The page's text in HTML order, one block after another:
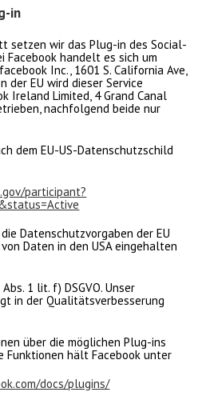
in
setzen wir das Plug-in des Social-
Facebook handelt es sich um
Inc., 1601 S. California Ave,
der EU wird dieser Service
Ireland Limited, 4 Grand Canal
nachfolgend beide nur
dem EU-US-Datenschutzschild
participant?
Datenschutzvorgaben der EU
Daten in den USA eingehalten
1 lit. f) DSGVO. Unser
in der Qualitätsverbesserung
über die möglichen Plug-ins
Funktionen hält Facebook unter
docs/plugins/